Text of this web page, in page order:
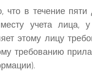
в течение
учета лица, у
этому лицу
требованию